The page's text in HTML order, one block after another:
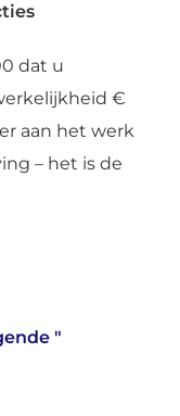
dat u
€
aan het werk
– het is de
"